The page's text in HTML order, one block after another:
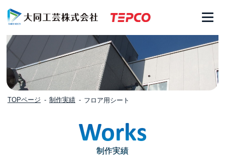
TOPページ 制作実績 フロア用シート
Works
制作実績